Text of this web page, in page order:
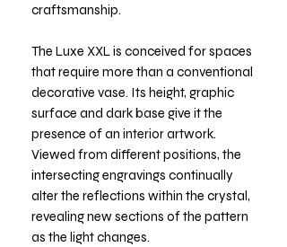
craftsmanship.
The Luxe XXL is conceived for spaces
that require more than a conventional
decorative vase. Its height, graphic
surface and dark base give it the
presence of an interior artwork.
Viewed from different positions, the
intersecting engravings continually
alter the reflections within the crystal,
revealing new sections of the pattern
as the light changes.